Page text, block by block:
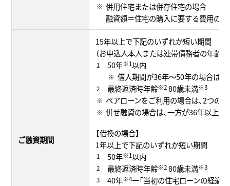
併用住宅または併存住宅の場合
融資額＝住宅の購入に要する費用の
ご融資期間
15年以上で下記のいずれか短い期間
（お申込人本人または連帯債務者の年齢
50年※1以内
借入期間が36年～50年の場合は、
最終返済時年齢※280歳未満※3
ペアローンをご利用の場合は、2つの
併せ融資の場合は、一方が36年以上、
【借換の場合】
1年以上で下記のいずれか短い期間
50年※1以内
最終返済時年齢※280歳未満※3
40年※4一「当初の住宅ローンの経過年